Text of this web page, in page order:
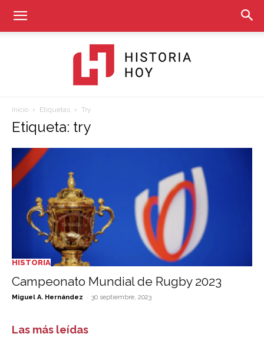
Inicio Etiquetas Try
Etiqueta: try
HISTORIA
Campeonato Mundial de Rugby 2023
Miguel A. Hernández - 30 septiembre, 2023
Las más leídas